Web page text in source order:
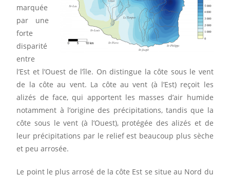
marquée
par une
forte
disparité
entre
l’Est et l’Ouest de l’île. On distingue la côte sous le vent
de la côte au vent. La côte au vent (à l’Est) reçoit les
alizés de face, qui apportent les masses d’air humide
notamment à l’origine des précipitations, tandis que la
côte sous le vent (à l’Ouest), protégée des alizés et de
leur précipitations par le relief est beaucoup plus sèche
et peu arrosée.
Le point le plus arrosé de la côte Est se situe au Nord du